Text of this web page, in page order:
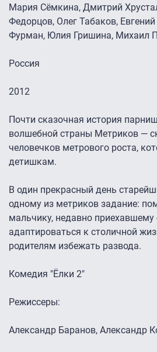
Мария Сёмкина, Дмитрий
Федорцов, Олег Табаков,
Фурман, Юлия Гришина, Михаил
Россия
2012
Почти сказочная история
волшебной страны Метриков —
человечков метрового роста,
детишкам.
В один прекрасный день
одному из метриков задание:
мальчику, недавно приехавшему
адаптироваться к столичной
родителям избежать развода.
Комедия "Ёлки 2"
Режиссеры:
Александр Баранов, Александр